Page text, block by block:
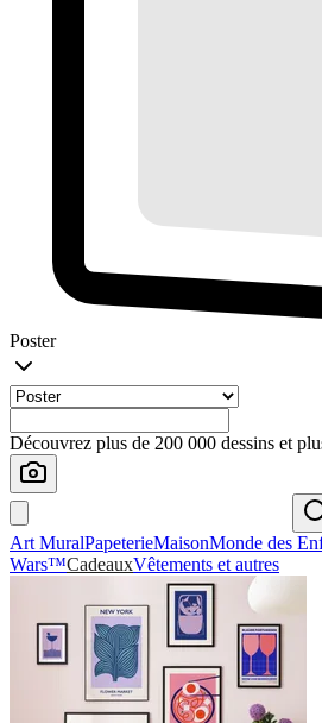
Poster
Découvrez plus de 200 000 dessins et
Art MuralPapeterieMaisonMonde des
Wars™CadeauxVêtements et autres